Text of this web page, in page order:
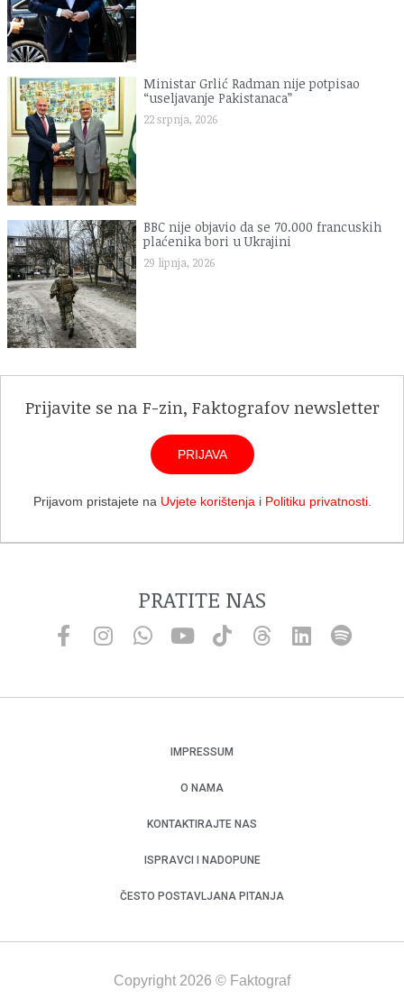
Ministar Grlić Radman nije potpisao
“useljavanje Pakistanaca”
22 srpnja, 2026
BBC nije objavio da se 70.000 francuskih
plaćenika bori u Ukrajini
29 lipnja, 2026
Prijavite se na F-zin, Faktografov newsletter
PRIJAVA
Prijavom pristajete na Uvjete korištenjai Politiku privatnosti.
PRATITE NAS
IMPRESSUM
O NAMA
KONTAKTIRAJTE NAS
ISPRAVCI I NADOPUNE
ČESTO POSTAVLJANA PITANJA
Copyright 2026 © Faktograf